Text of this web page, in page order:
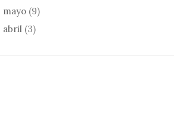
mayo (9)
abril (3)